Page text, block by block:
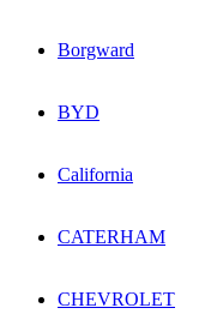
Borgward
BYD
California
CATERHAM
CHEVROLET